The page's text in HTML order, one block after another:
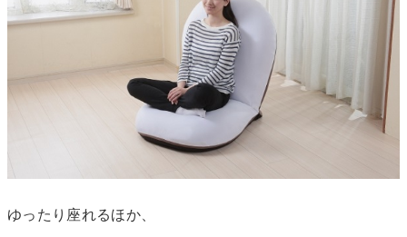
ゆったり座れるほか、